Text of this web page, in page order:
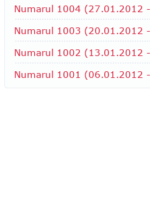
Numarul 1004 (27.01.2012
Numarul 1003 (20.01.2012
Numarul 1002 (13.01.2012
Numarul 1001 (06.01.2012